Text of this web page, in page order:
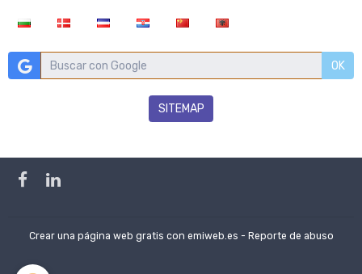
OK
SITEMAP
Crear una página web gratis con emiweb.es - Reporte de abuso